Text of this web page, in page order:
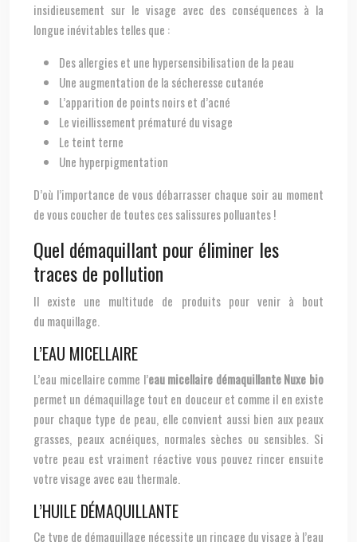
insidieusement sur le visage avec des conséquences à la
longue inévitables telles que :
Des allergies et une hypersensibilisation de la peau
Une augmentation de la sécheresse cutanée
L’apparition de points noirs et d’acné
Le vieillissement prématuré du visage
Le teint terne
Une hyperpigmentation
D’où l’importance de vous débarrasser chaque soir au moment
de vous coucher de toutes ces salissures polluantes !
Quel démaquillant pour éliminer les
traces de pollution
Il existe une multitude de produits pour venir à bout
du maquillage.
L’EAU MICELLAIRE
L’eau micellaire comme l’eau micellaire démaquillante Nuxe bio
permet un démaquillage tout en douceur et comme il en existe
pour chaque type de peau, elle convient aussi bien aux peaux
grasses, peaux acnéiques, normales sèches ou sensibles. Si
votre peau est vraiment réactive vous pouvez rincer ensuite
votre visage avec eau thermale.
L’HUILE DÉMAQUILLANTE
Ce type de démaquillage nécessite un rinçage du visage à l’eau